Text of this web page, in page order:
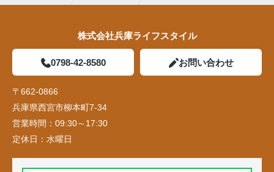
株式会社兵庫ライフスタイル
0798-42-8580 お問い合わせ
〒662-0866
兵庫県西宮市柳本町7-34
営業時間： 09:30～17:30
定休日： 水曜日